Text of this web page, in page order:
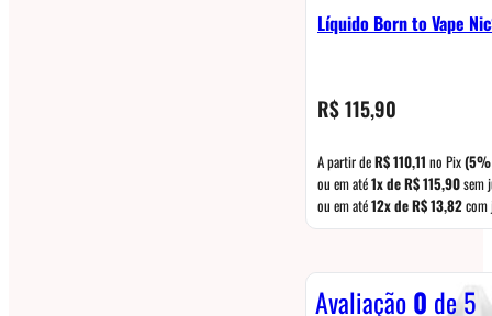
Líquido Born to Vape
R$115,90
A partir deR$110,11 no Pix(5%
ou em até1x deR$115,90sem
ou em até12x deR$13,82com
Avaliação0 de 5